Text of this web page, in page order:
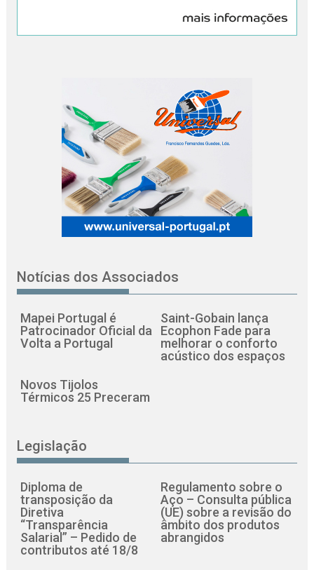
Notícias dos Associados
Mapei Portugal é
Patrocinador Oficial da
Volta a Portugal
Saint-Gobain lança
Ecophon Fade para
melhorar o conforto
acústico dos espaços
Novos Tijolos
Térmicos 25 Preceram
Legislação
Diploma de
transposição da
Diretiva
“Transparência
Salarial” – Pedido de
contributos até 18/8
Regulamento sobre o
Aço – Consulta pública
(UE) sobre a revisão do
âmbito dos produtos
abrangidos